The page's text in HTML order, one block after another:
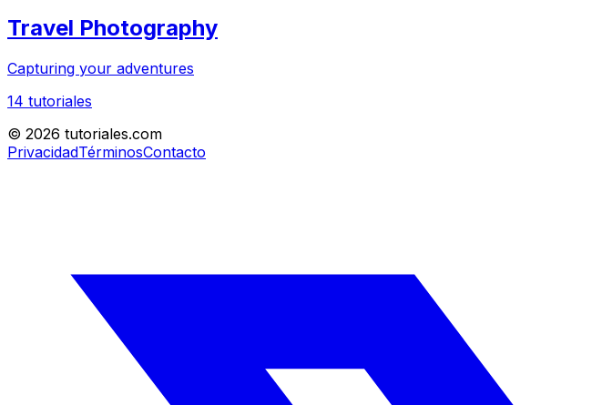
Travel Photography
Capturing your adventures
14 tutoriales
© 2026 tutoriales.com
PrivacidadTérminosContacto